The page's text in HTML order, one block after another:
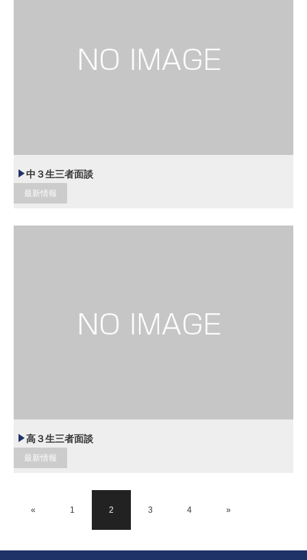
中３生三者面談
最新情報
高３生三者面談
最新情報
« 1 2 3 4 »